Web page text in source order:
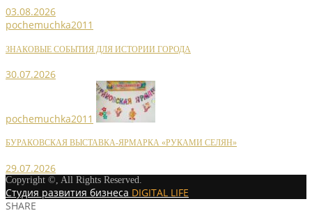
03.08.2026
pochemuchka2011
ЗНАКОВЫЕ СОБЫТИЯ ДЛЯ ИСТОРИИ ГОРОДА
30.07.2026
pochemuchka2011
БУРАКОВСКАЯ ВЫСТАВКА-ЯРМАРКА «РУКАМИ СЕЛЯН»
29.07.2026
Copyright ©, All Rights Reserved.
Студия развития бизнеса DIGITAL LIFE
SHARE